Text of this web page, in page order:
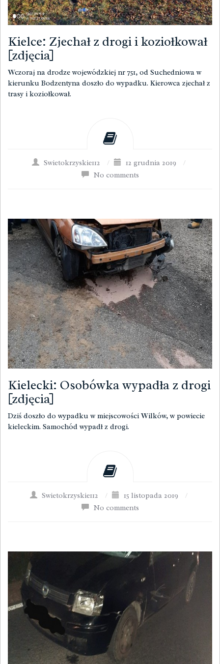
Kielce: Zjechał z drogi i koziołkował
[zdjęcia]
Wczoraj na drodze wojewódzkiej nr 751, od Suchedniowa w
kierunku Bodzentyna doszło do wypadku. Kierowca zjechał z
trasy i koziołkował.
Swietokrzyskie112 / 12 grudnia 2019
/
No comments
Kielecki: Osobówka wypadła z drogi
[zdjęcia]
Dziś doszło do wypadku w miejscowości Wilków, w powiecie
kieleckim. Samochód wypadł z drogi.
Swietokrzyskie112 / 15 listopada 2019
/
No comments